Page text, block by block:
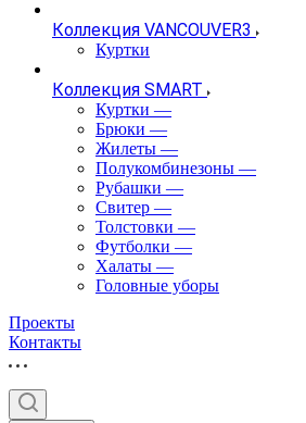
Коллекция VANCOUVER3
Куртки
Коллекция SMART
Куртки —
Брюки —
Жилеты —
Полукомбинезоны —
Рубашки —
Свитер —
Толстовки —
Футболки —
Халаты —
Головные уборы
Проекты
Контакты